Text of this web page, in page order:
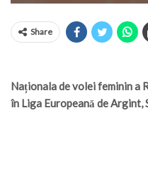
Share
Naționala de volei feminin a
în Liga Europeană de Argint,